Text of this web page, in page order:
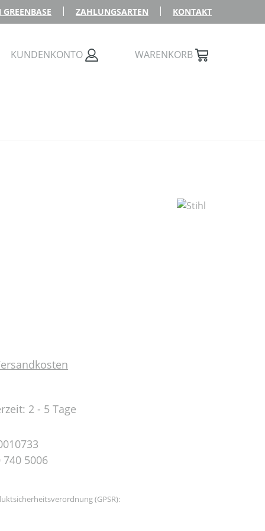
ZAHLUNGSARTEN KONTAKT
KUNDENKONTO WARENKORB
2 - 5 Tage
740 5006
(GPSR):